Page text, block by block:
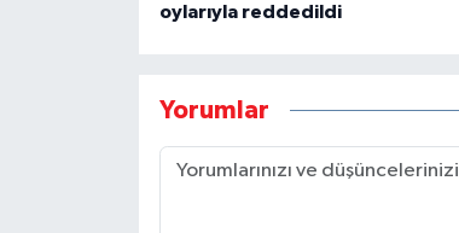
oylarıyla reddedildi
Yorumlar